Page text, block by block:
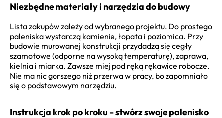
Niezbędne materiały i narzędzia do budowy
Lista zakupów zależy od wybranego projektu. Do prostego
paleniska wystarczą kamienie, łopata i poziomica. Przy
budowie murowanej konstrukcji przydadzą się cegły
szamotowe (odporne na wysoką temperaturę), zaprawa,
kielnia i miarka. Zawsze miej pod ręką rękawice robocze.
Nie ma nic gorszego niż przerwa w pracy, bo zapomniało
się o podstawowym narzędziu.
Instrukcja krok po kroku – stwórz swoje palenisko